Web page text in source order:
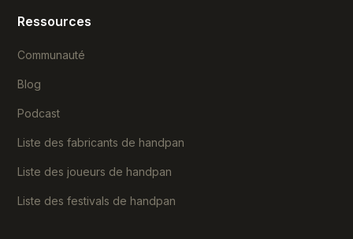
Ressources
Communauté
Blog
Podcast
Liste des fabricants de handpan
Liste des joueurs de handpan
Liste des festivals de handpan